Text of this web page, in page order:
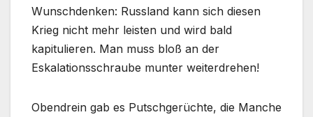
Wunschdenken: Russland kann sich diesen
Krieg nicht mehr leisten und wird bald
kapitulieren. Man muss bloß an der
Eskalationsschraube munter weiterdrehen!
Obendrein gab es Putschgerüchte, die Manche